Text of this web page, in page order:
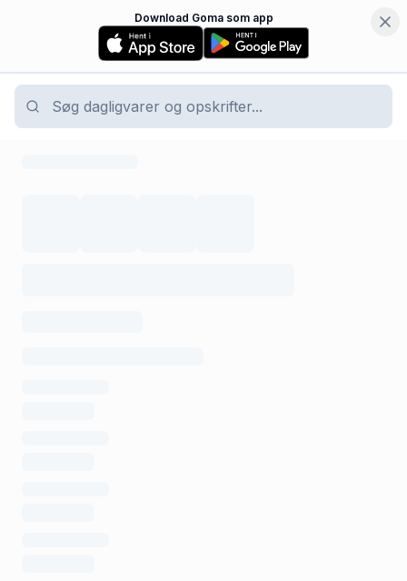
Download Goma som app